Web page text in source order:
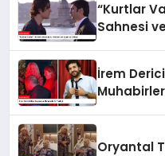
“Kurtlar
Sahnesi
İrem
Oryantal